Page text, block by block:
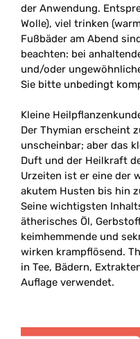
der Anwendung.
Wolle), viel trinken
Fußbäder am Abend
beachten: bei
und/oder
Sie bitte unbedingt
Kleine
Der Thymian erscheint
unscheinbar; aber das
Duft und der Heilkraft
Urzeiten ist er eine der
akutem Husten bis hin
Seine wichtigsten
ätherisches Öl,
keimhemmende und
wirken krampflösend.
in Tee, Bädern,
Auflage verwendet.